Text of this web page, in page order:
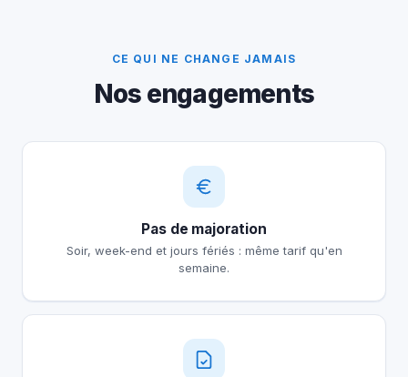
CE QUI NE CHANGE JAMAIS
Nos engagements
Pas de majoration
Soir, week-end et jours fériés : même tarif qu'en
semaine.